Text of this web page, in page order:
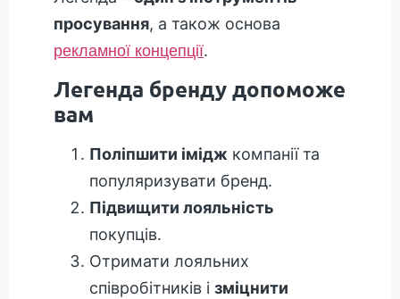
просування, а також основа
рекламної концепції.
Легенда бренду допоможе
вам
Поліпшити імідж компанії та
популяризувати бренд.
Підвищити лояльність
покупців.
Отримати лояльних
співробітників і зміцнити